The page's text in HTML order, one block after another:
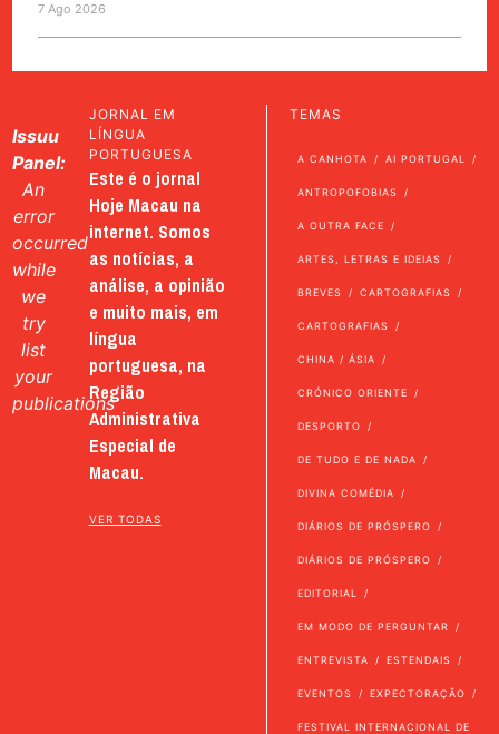
7 Ago 2026
Issuu
Panel:
An
error
occurred
while
we
try
list
your
publications
JORNAL EM
LÍNGUA
PORTUGUESA
Este é o jornal
Hoje Macau na
internet. Somos
as notícias, a
análise, a opinião
e muito mais, em
língua
portuguesa, na
Região
Administrativa
Especial de
Macau.
VER TODAS
TEMAS
A CANHOTA AI PORTUGAL
ANTROPOFOBIAS
A OUTRA FACE
ARTES, LETRAS E IDEIAS
BREVES CARTOGRAFIAS
CARTOGRAFIAS
CHINA / ÁSIA
CRÓNICO ORIENTE
DESPORTO
DE TUDO E DE NADA
DIVINA COMÉDIA
DIÁRIOS DE PRÓSPERO
DIÁRIOS DE PRÓSPERO
EDITORIAL
EM MODO DE PERGUNTAR
ENTREVISTA ESTENDAIS
EVENTOS EXPECTORAÇÃO
FESTIVAL INTERNACIONAL DE